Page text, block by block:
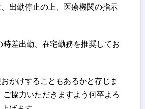
出勤停止の上、医療機関の指示
差出勤、在宅勤務を推奨してお
かけすることもあるかと存じま
ご協力いただきますよう何卒よろ